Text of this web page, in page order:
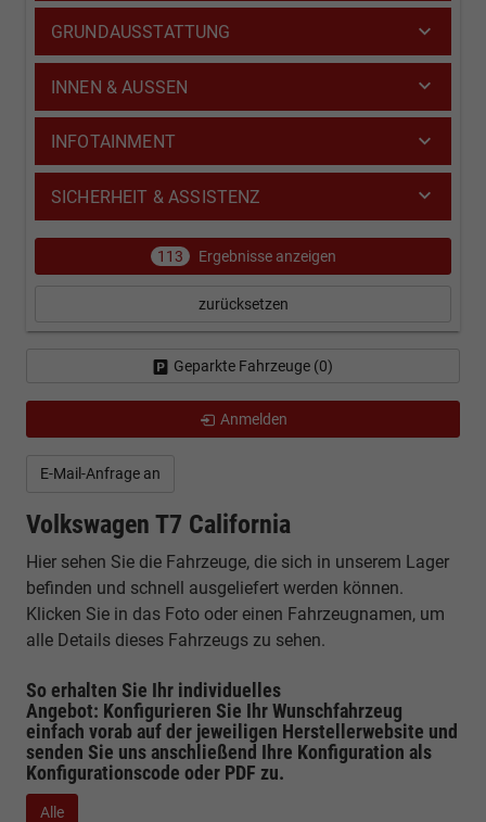
E-Mail-Anfrage an
Volkswagen T7 California
Hier sehen Sie die Fahrzeuge, die sich in unserem Lager
befinden und schnell ausgeliefert werden können.
Klicken Sie in das Foto oder einen Fahrzeugnamen, um
alle Details dieses Fahrzeugs zu sehen.
So erhalten Sie Ihr individuelles
Angebot: Konfigurieren Sie Ihr Wunschfahrzeug
einfach vorab auf der jeweiligen Herstellerwebsite und
senden Sie uns anschließend Ihre Konfiguration als
Konfigurationscode oder PDF zu.
Alle
GRUNDAUSSTATTUNG
INNEN & AUSSEN
INFOTAINMENT
SICHERHEIT & ASSISTENZ
113 Ergebnisse anzeigen
zurücksetzen
Geparkte Fahrzeuge (0)
Anmelden